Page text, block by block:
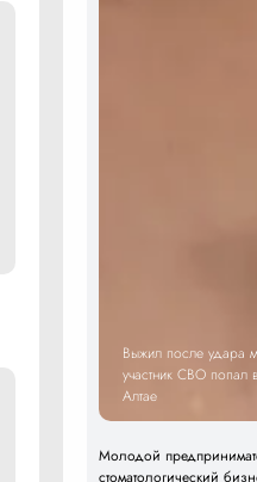
Выжил после удара
участник СВО попал
Алтае
Молодой
стоматологический